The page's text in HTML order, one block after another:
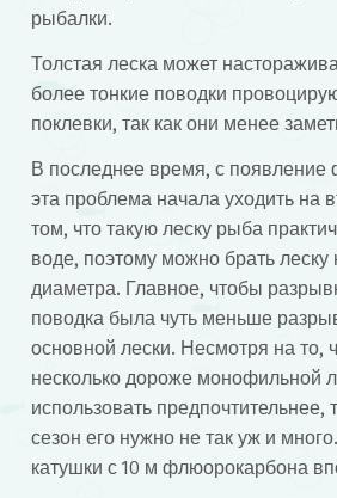
рыбалки.
Толстая леска может
более тонкие поводки
поклевки, так как они менее
В последнее время, с появление
эта проблема начала уходить на
том, что такую леску рыба
воде, поэтому можно брать
диаметра. Главное, чтобы
поводка была чуть меньше
основной лески. Несмотря на то,
несколько дороже монофильной
использовать предпочтительнее,
сезон его нужно не так уж и
катушки с 10 м флюорокарбона